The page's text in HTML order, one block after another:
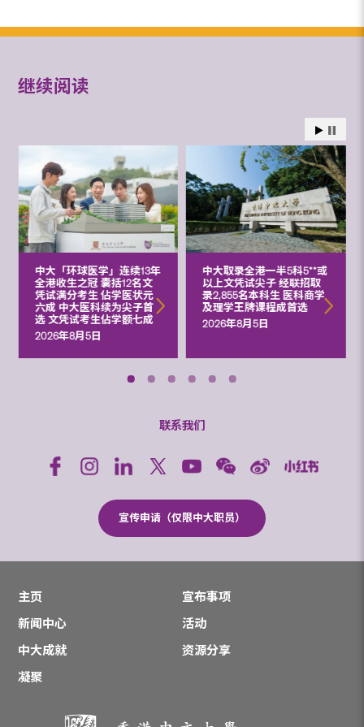
继续阅读
中大「环球医学」连续13年
全港收生之冠 囊括12名文
凭试满分考生 佔学医状元
六成 中大医科续为尖子首
选 文凭试考生佔学额七成
2026年8月5日
中大取录全港一半5科5**或
以上文凭试尖子 经联招取
录2,855名本科生 医科商学
及理学王牌课程成首选
2026年8月5日
联系我们
宣传申请（仅限中大职员）
主页
宣布事项
新闻中心
活动
中大成就
资源分享
凝聚